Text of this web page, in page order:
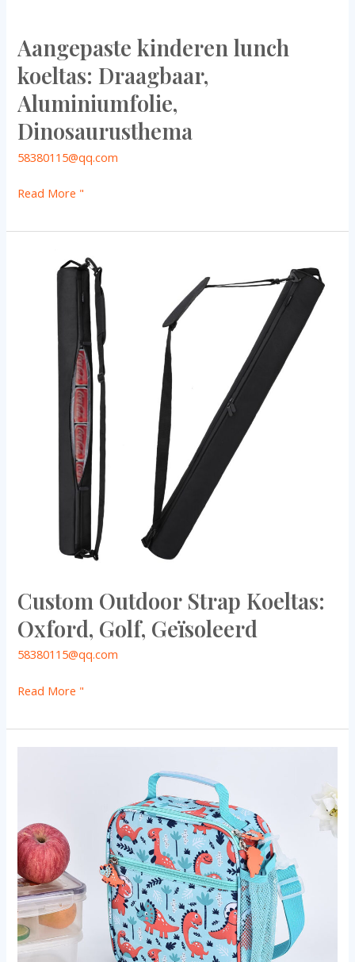
Aangepaste kinderen lunch
koeltas: Draagbaar,
Aluminiumfolie,
Dinosaurusthema
58380115@qq.com
Read More "
Custom Outdoor Strap Koeltas:
Oxford, Golf, Geïsoleerd
58380115@qq.com
Koeltas:
Oxford,
Geïsoleerd
Read More "
Koeltas:
Draagbaar,
Groothandel,
Cartoonontwerp